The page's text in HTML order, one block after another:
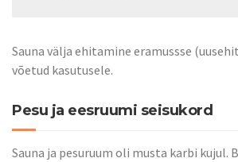
Sauna välja ehitamine eramussse
võetud kasutusele.
Pesu ja eesruumi seisukord
Sauna ja pesuruum oli musta karbi kujul.